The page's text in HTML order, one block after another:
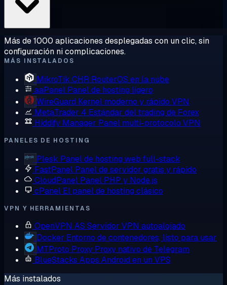
Más de 1000 aplicaciones desplegadas con un clic, sin
configuración ni complicaciones.
MÁS INSTALADOS
MikroTik CHR RouterOS en la nube
aaPanel Panel de hosting ligero
WireGuard Kernel moderno y rápido VPN
MetaTrader 4 Estándar del trading de Forex
Hiddify Manager Panel multi-protocolo VPN
PANELES DE HOSTING
Plesk Panel de hosting web full-stack
FastPanel Panel de servidor gratis y rápido
CloudPanel Panel PHP y Node.js
cPanel El panel de hosting clásico
VPN Y HERRAMIENTAS
OpenVPN AS Servidor VPN autoalojado
Docker Entorno de contenedores, listo para usar
MTProto Proxy Proxy nativo de Telegram
BlueStacks Apps Android en un VPS
Más instalados